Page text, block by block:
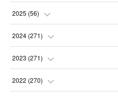
2025 (56)
(14
(21
(21
2024 (271)
(21
(22
2023 (271)
(22
2022 (270)